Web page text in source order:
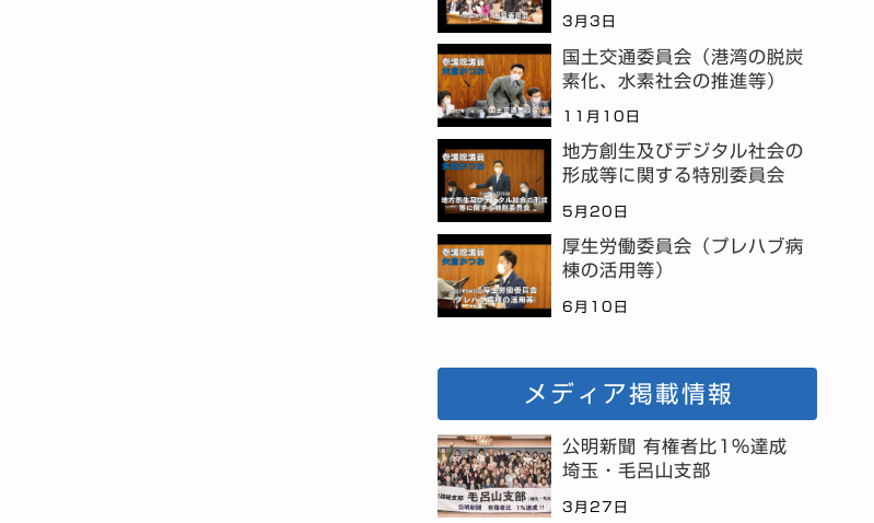
3月3日
国土交通委員会（港湾の脱炭
素化、水素社会の推進等）
11月10日
地方創生及びデジタル社会の
形成等に関する特別委員会
5月20日
厚生労働委員会（プレハブ病
棟の活用等）
6月10日
メディア掲載情報
公明新聞 有権者比1%達成
埼玉・毛呂山支部
3月27日